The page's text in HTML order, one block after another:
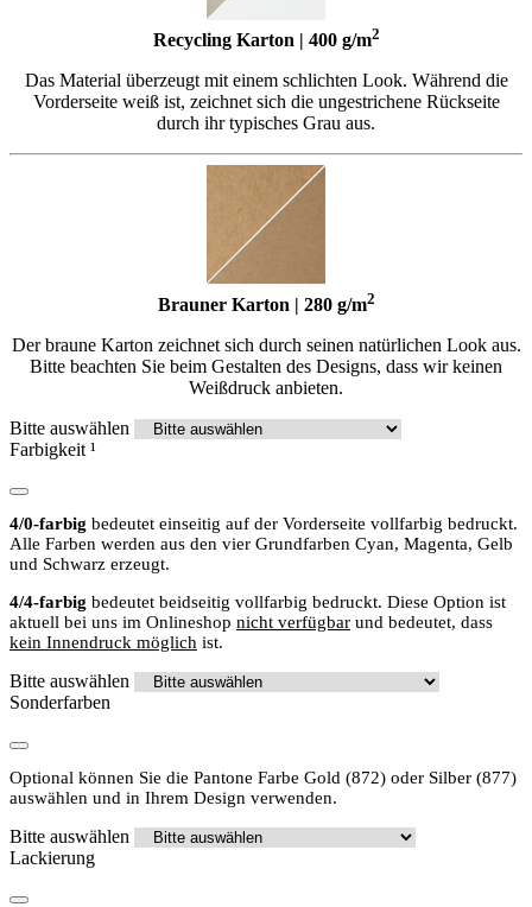
Recycling Karton | 400 g/m2
Das Material überzeugt mit einem schlichten Look. Während die
Vorderseite weiß ist, zeichnet sich die ungestrichene Rückseite
durch ihr typisches Grau aus.
Brauner Karton | 280 g/m2
Der braune Karton zeichnet sich durch seinen natürlichen Look aus.
Bitte beachten Sie beim Gestalten des Designs, dass wir keinen
Weißdruck anbieten.
Bitte auswählen
Farbigkeit ¹
4/0-farbig bedeutet einseitig auf der Vorderseite vollfarbig bedruckt.
Alle Farben werden aus den vier Grundfarben Cyan, Magenta, Gelb
und Schwarz erzeugt.
4/4-farbig bedeutet beidseitig vollfarbig bedruckt. Diese Option ist
aktuell bei uns im Onlineshop nicht verfügbar und bedeutet, dass
kein Innendruck möglich ist.
Bitte auswählen
Sonderfarben
Optional können Sie die Pantone Farbe Gold (872) oder Silber (877)
auswählen und in Ihrem Design verwenden.
Bitte auswählen
Lackierung